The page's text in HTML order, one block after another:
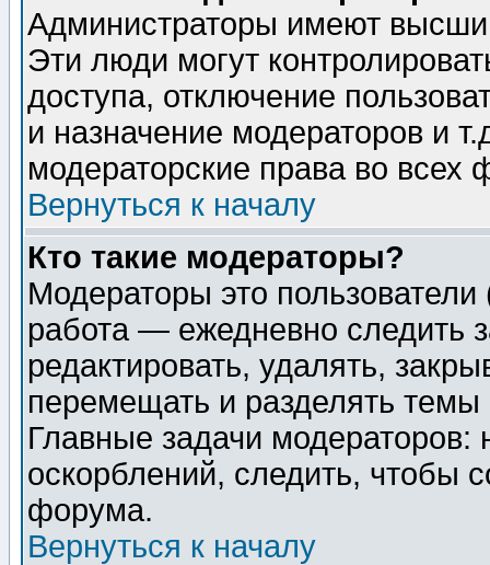
Администраторы имеют
Эти люди могут
доступа, отключение
и назначение модераторов и
модераторские права во всех
Вернуться к началу
Кто такие модераторы?
Модераторы это
работа — ежедневно следить
редактировать, удалять,
перемещать и разделять
Главные задачи
оскорблений, следить, чтобы
форума.
Вернуться к началу